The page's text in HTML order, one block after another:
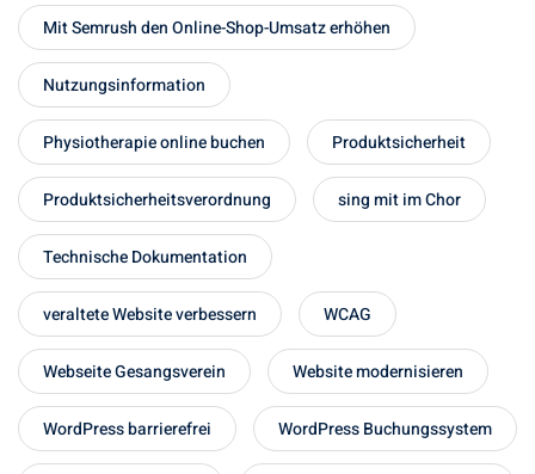
Mit Semrush den Online-Shop-Umsatz erhöhen
Nutzungsinformation
Physiotherapie online buchen Produktsicherheit
Produktsicherheitsverordnung sing mit im Chor
Technische Dokumentation
veraltete Website verbessern WCAG
Webseite Gesangsverein Website modernisieren
WordPress barrierefrei WordPress Buchungssystem